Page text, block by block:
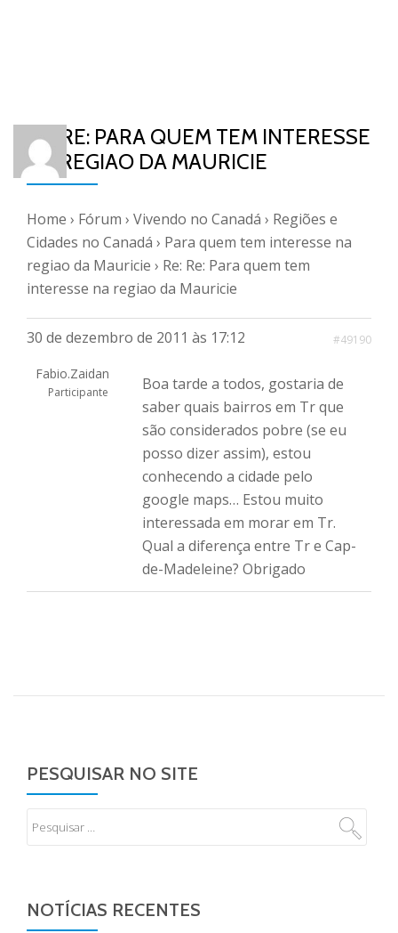
RE: RE: PARA QUEM TEM INTERESSE
NA REGIAO DA MAURICIE
Home › Fórum › Vivendo no Canadá › Regiões e
Cidades no Canadá › Para quem tem interesse na
regiao da Mauricie › Re: Re: Para quem tem
interesse na regiao da Mauricie
30 de dezembro de 2011 às 17:12 #49190
Fabio.Zaidan
Participante
Boa tarde a todos, gostaria de
saber quais bairros em Tr que
são considerados pobre (se eu
posso dizer assim), estou
conhecendo a cidade pelo
google maps… Estou muito
interessada em morar em Tr.
Qual a diferença entre Tr e Cap-
de-Madeleine? Obrigado
PESQUISAR NO SITE
NOTÍCIAS RECENTES